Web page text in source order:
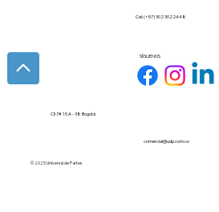
SÍGUENOS
Cel: (+57) 302 3022448
Cll 7# 15 A - 38 Bogotá
© 2025 Universal de Partes
comercial@udp.com.co